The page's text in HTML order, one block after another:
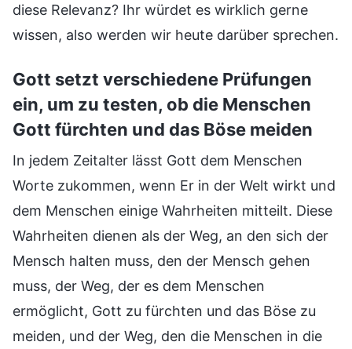
diese Relevanz? Ihr würdet es wirklich gerne
wissen, also werden wir heute darüber sprechen.
Gott setzt verschiedene Prüfungen
ein, um zu testen, ob die Menschen
Gott fürchten und das Böse meiden
In jedem Zeitalter lässt Gott dem Menschen
Worte zukommen, wenn Er in der Welt wirkt und
dem Menschen einige Wahrheiten mitteilt. Diese
Wahrheiten dienen als der Weg, an den sich der
Mensch halten muss, den der Mensch gehen
muss, der Weg, der es dem Menschen
ermöglicht, Gott zu fürchten und das Böse zu
meiden, und der Weg, den die Menschen in die